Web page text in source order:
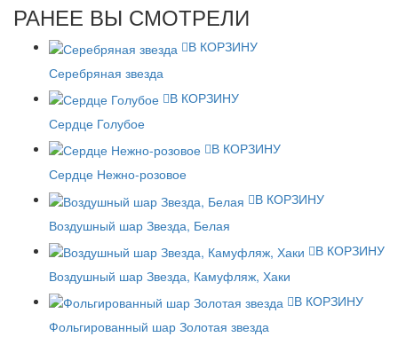
РАНЕЕ ВЫ СМОТРЕЛИ
В КОРЗИНУ
Серебряная звезда
В КОРЗИНУ
Сердце Голубое
В КОРЗИНУ
Сердце Нежно-розовое
В КОРЗИНУ
Воздушный шар Звезда, Белая
В КОРЗИНУ
Воздушный шар Звезда, Камуфляж, Хаки
В КОРЗИНУ
Фольгированный шар Золотая звезда